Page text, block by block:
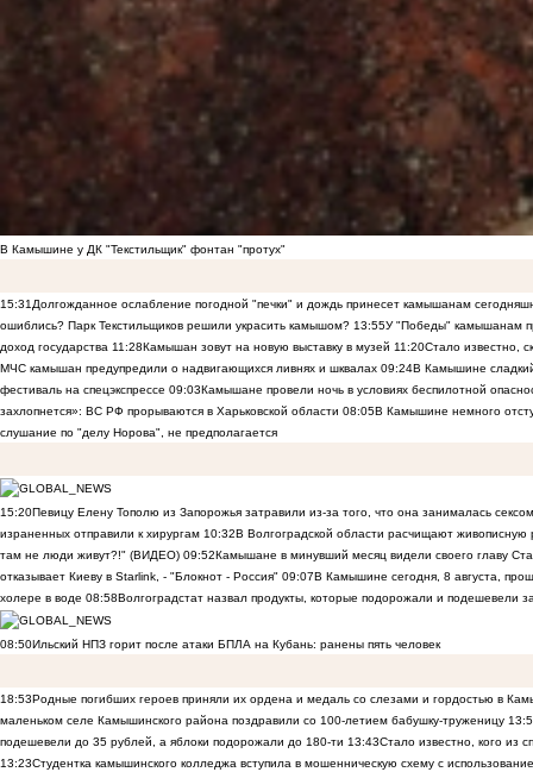
В Камышине у ДК "Текстильщик" фонтан "протух"
15:31Долгожданное ослабление погодной "печки" и дождь принесет камышанам
ошиблись? Парк Текстильщиков решили украсить камышом? 13:55У "Победы" камышанам
доход государства 11:28Камышан зовут на новую выставку в музей 11:20Стало известно,
МЧС камышан предупредили о надвигающихся ливнях и шквалах 09:24В Камышине
фестиваль на спецэкспрессе 09:03Камышане провели ночь в условиях беспилотной
захлопнется»: ВС РФ прорываются в Харьковской области 08:05В Камышине немного
слушание по "делу Норова", не предполагается
15:20Певицу Елену Тополю из Запорожья затравили из-за того, что она занималась
израненных отправили к хирургам 10:32В Волгоградской области расчищают
там не люди живут?!" (ВИДЕО) 09:52Камышане в минувший месяц видели своего главу
отказывает Киеву в Starlink, - "Блокнот - Россия" 09:07В Камышине сегодня, 8 августа,
холере в воде 08:58Волгоградстат назвал продукты, которые подорожали и подешевели
08:50Ильский НПЗ горит после атаки БПЛА на Кубань: ранены пять человек
18:53Родные погибших героев приняли их ордена и медаль со слезами и гордостью в
маленьком селе Камышинского района поздравили со 100-летием бабушку-труженицу
подешевели до 35 рублей, а яблоки подорожали до 180-ти 13:43Стало известно, кого из
13:23Студентка камышинского колледжа вступила в мошенническую схему с